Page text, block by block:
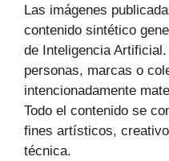
Las imágenes
contenido sintético
de Inteligencia
personas, marcas o
intencionadamente
Todo el contenido se
fines artísticos,
técnica.